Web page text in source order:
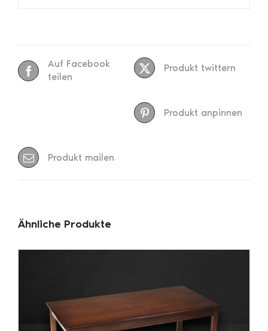
Auf Facebook
teilen
Produkt twittern
Produkt anpinnen
Produkt mailen
Ähnliche Produkte